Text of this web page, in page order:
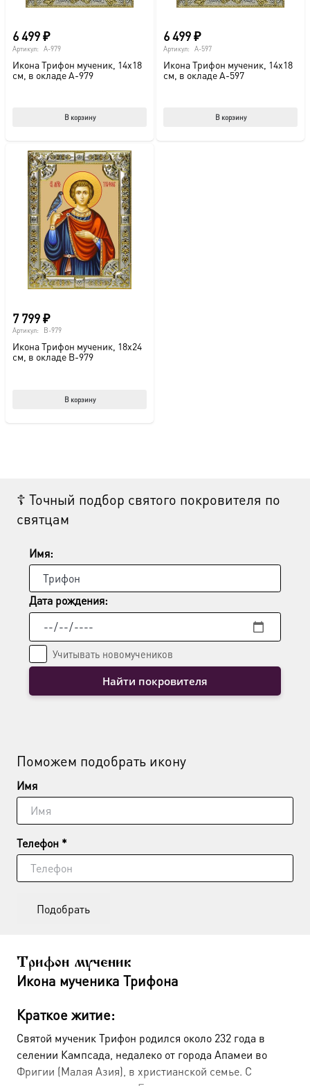
6 499₽
Артикул: A-979
Икона Трифон мученик, 14х18
см, в окладе A-979
В корзину
6 499₽
Артикул: A-597
Икона Трифон мученик, 14х18
см, в окладе A-597
В корзину
7 799₽
Артикул: B-979
Икона Трифон мученик, 18х24
см, в окладе B-979
В корзину
☦ Точный подбор святого покровителя по
святцам
Имя:
Дата рождения:
Учитывать новомучеников
Найти покровителя
Поможем подобрать икону
Имя
Телефон *
Подобрать
Трифон мученик
Икона мученика Трифона
Краткое житие:
Святой мученик Трифон родился около 232 года в
селении Кампсада, недалеко от города Апамеи во
Фригии (Малая Азия), в христианской семье. С